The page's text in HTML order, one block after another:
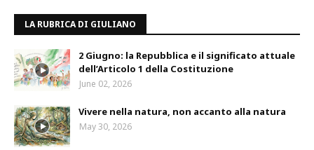
LA RUBRICA DI GIULIANO
2 Giugno: la Repubblica e il significato attuale
dell’Articolo 1 della Costituzione
June 02, 2026
Vivere nella natura, non accanto alla natura
May 30, 2026